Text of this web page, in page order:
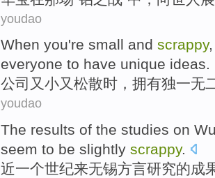
youdao
When you're small and scrappy
everyone to have unique ideas.
公司又 小又 松散时 ， 拥有独一无
youdao
The results of the studies on
seem to be slightly scrappy.
近一个世纪来无锡方言研究的成